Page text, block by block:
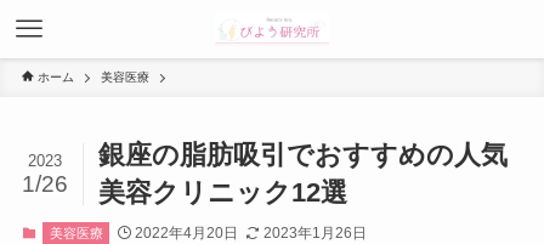
ホーム 美容医療
銀座の脂肪吸引でおすすめの人気
美容クリニック12選
2023
1/26
美容医療 2022年4月20日 2023年1月26日